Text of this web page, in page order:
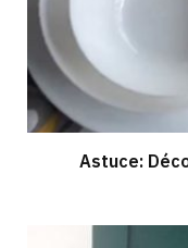
Astuce: